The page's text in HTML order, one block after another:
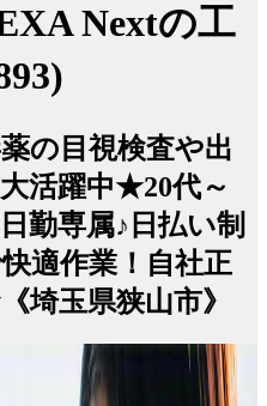
Nextの工
の目視検査や出
活躍中★20代～
勤専属♪日払い制
適作業！自社正
埼玉県狭山市》